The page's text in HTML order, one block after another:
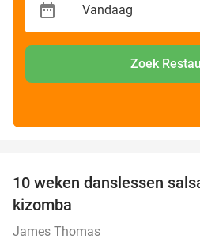
Zoek
10 weken danslessen
kizomba
James Thomas